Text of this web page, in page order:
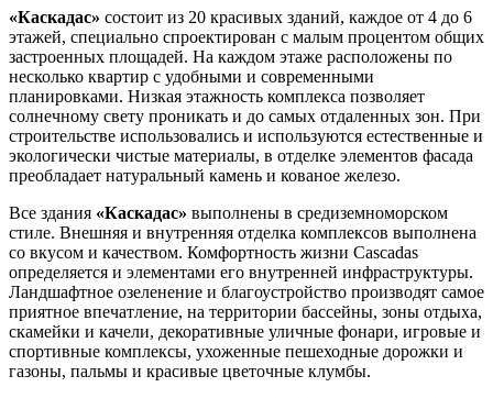
«Каскадас» состоит из 20 красивых зданий, каждое от 4 до 6
этажей, специально спроектирован с малым процентом общих
застроенных площадей. На каждом этаже расположены по
несколько квартир с удобными и современными
планировками. Низкая этажность комплекса позволяет
солнечному свету проникать и до самых отдаленных зон. При
строительстве использовались и используются естественные и
экологически чистые материалы, в отделке элементов фасада
преобладает натуральный камень и кованое железо.
Все здания «Каскадас» выполнены в средиземноморском
стиле. Внешняя и внутренняя отделка комплексoв выполнена
со вкусом и качеством. Комфортность жизни Cascadas
определяется и элементами его внутренней инфраструктуры.
Ландшафтное озеленение и благоустройство производят самое
приятное впечатление, на территории бассейны, зоны отдыха,
скамейки и качели, декоративные уличные фонари, игровые и
спортивные комплексы, ухоженные пешеходные дорожки и
газоны, пальмы и красивые цветочные клумбы.